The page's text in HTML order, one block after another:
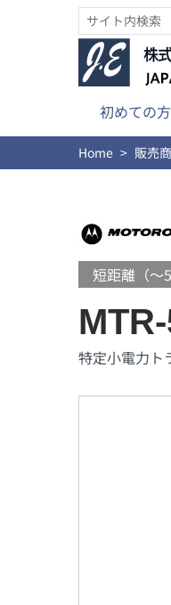
初めての
Home 販売
短距離（～
特定小電力ト